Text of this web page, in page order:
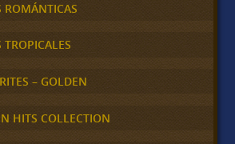
ROMÁNTICAS
– GOLDEN
HITS COLLECTION